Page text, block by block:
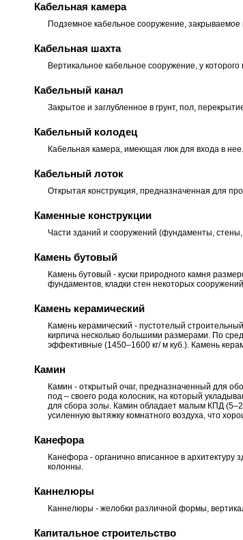
Кабельная камера
Подземное кабельное сооружение,
Кабельная шахта
Вертикальное кабельное сооружение, у
Кабельный канал
Закрытое и заглубленное в грунт, пол,
Кабельный колодец
Кабельная камера, имеющая люк для входа в нее.
Кабельный лоток
Открытая конструкция, предназначенная для
Каменные конструкции
Части зданий и сооружений (фундаменты,
Камень бутовый
Камень бутовый - куски природного камня
фундаментов, кладки стен некоторых
Камень керамический
Камень керамический - пустотелый
кирпича несколько большими размерами. По
эффективные (1450–1600 кг/ м куб.). Камень
Камин
Камин - открытый очаг, предназначенный для
под – своего рода колосник, на который
для сбора золы. Камин обладает малым КПД
усиленную вытяжку комнатного воздуха, что
Канефора
Канефора - органично вписанное в
колонны.
Каннелюры
Каннелюры - желобки различной формы,
Капитальное строительство